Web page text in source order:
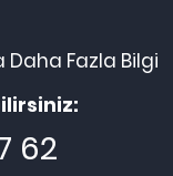
Daha Fazla Bilgi
62